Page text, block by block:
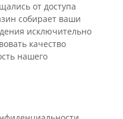
от доступа
собирает ваши
исключительно
качество
нашего